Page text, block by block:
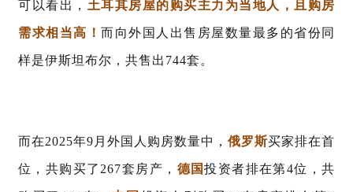
可以看出， 土耳其房屋的购买主力为当地人，且购房
需求相当高！ 而向外国人出售房屋数量最多的省份同
样是伊斯坦布尔，共售出 744套。
而在2025年9月外国人购房数量中， 俄罗斯买家排在首
位，共购买了267套房产， 德国投资者排在第4位，共